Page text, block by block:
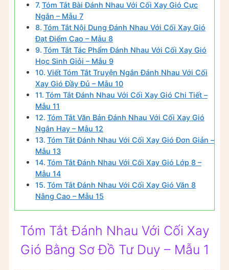
Tóm Tắt Bài Đánh Nhau Với Cối Xay Gió Cực
Ngắn – Mẫu 7
Tóm Tắt Nội Dung Đánh Nhau Với Cối Xay Gió
Đạt Điểm Cao – Mẫu 8
Tóm Tắt Tác Phẩm Đánh Nhau Với Cối Xay Gió
Học Sinh Giỏi – Mẫu 9
Viết Tóm Tắt Truyện Ngắn Đánh Nhau Với Cối
Xay Gió Đầy Đủ – Mẫu 10
Tóm Tắt Đánh Nhau Với Cối Xay Gió Chi Tiết –
Mẫu 11
Tóm Tắt Văn Bản Đánh Nhau Với Cối Xay Gió
Ngắn Hay – Mẫu 12
Tóm Tắt Đánh Nhau Với Cối Xay Gió Đơn Giản –
Mẫu 13
Tóm Tắt Đánh Nhau Với Cối Xay Gió Lớp 8 –
Mẫu 14
Tóm Tắt Đánh Nhau Với Cối Xay Gió Văn 8
Nâng Cao – Mẫu 15
Tóm Tắt Đánh Nhau Với Cối Xay
Gió Bằng Sơ Đồ Tư Duy – Mẫu 1